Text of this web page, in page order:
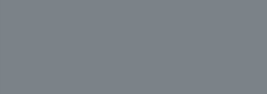
Agua 91 g drenado,